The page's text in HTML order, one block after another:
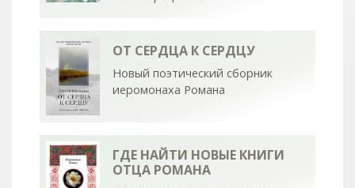
ОТ СЕРДЦА К СЕРДЦУ
Новый поэтический сборник
иеромонаха Романа
ГДЕ НАЙТИ НОВЫЕ КНИГИ
ОТЦА РОМАНА